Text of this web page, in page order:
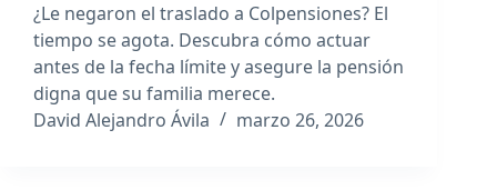
¿Le negaron el traslado a Colpensiones? El
tiempo se agota. Descubra cómo actuar
antes de la fecha límite y asegure la pensión
digna que su familia merece.
David Alejandro Ávila
marzo 26, 2026